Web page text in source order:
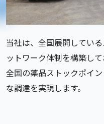
当社は、全国展開してい
ットワーク体制を構築し
全国の薬品ストックポイ
な調達を実現します。